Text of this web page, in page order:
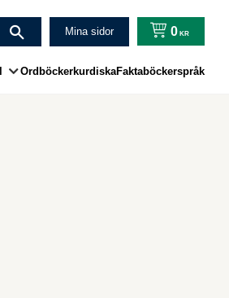
Mina sidor 0KR
OrdböckerkurdiskaFaktaböckerspråk